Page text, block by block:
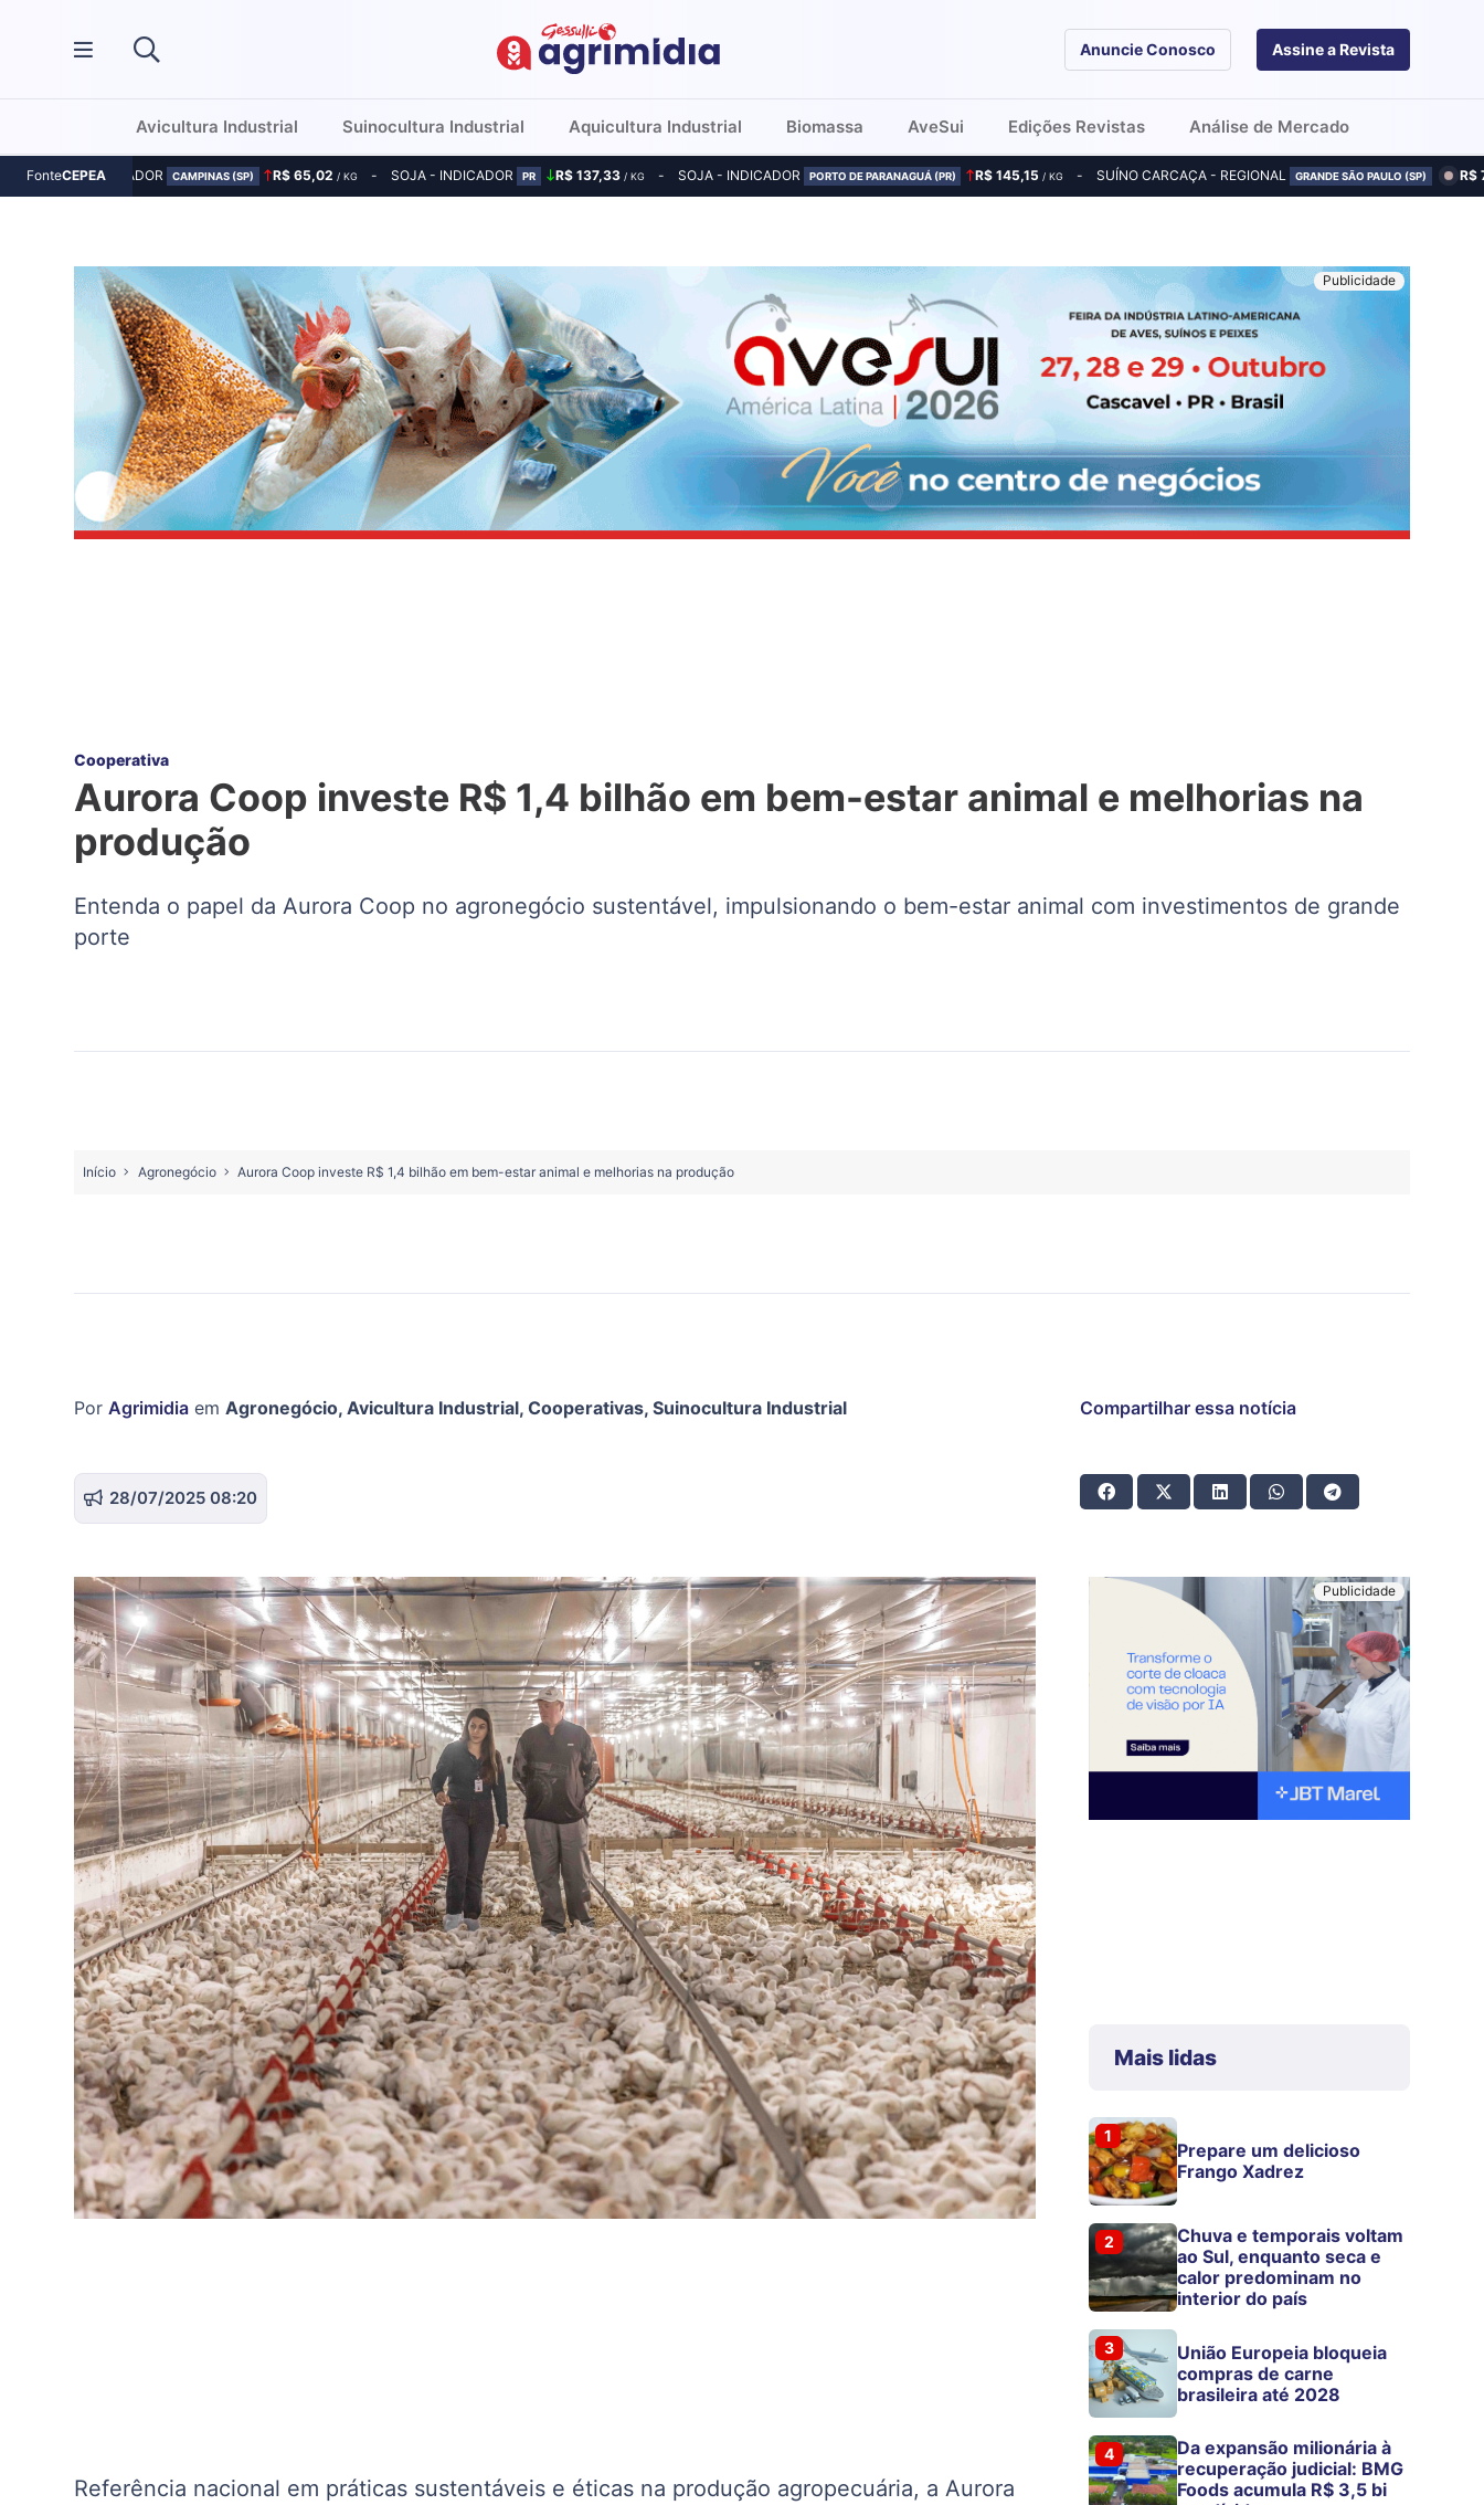
Anuncie Conosco Assine a Revista
Avicultura Industrial Suinocultura Industrial Aquicultura Industrial Biomassa AveSui Edições Revistas Análise de Mercado
FonteCEPEA
MILHO - INDICADOR CAMPINAS (SP) R$ 65,02 / KG SOJA - INDICADOR PR R$ 137,33/ KG SOJA - INDICADOR PORTO DE PARANAGUÁ (PR) R$ 145,15 / KG SUÍNO CARCAÇA - REGIONAL GRANDE SÃO PAULO (SP) R$
Cooperativa
Aurora Coop investe R$ 1,4 bilhão em bem-estar animal e melhorias na
produção
Entenda o papel da Aurora Coop no agronegócio sustentável, impulsionando o bem-estar animal com investimentos de grande
porte
Início Agronegócio Aurora Coop investe R$ 1,4 bilhão em bem-estar animal e melhorias na produção
Por Agrimidia em Agronegócio, Avicultura Industrial, Cooperativas, Suinocultura Industrial
28/07/2025 08:20
Compartilhar essa notícia
Referência nacional em práticas sustentáveis e éticas na produção agropecuária, a Aurora
Mais lidas
1
Prepare um delicioso
Frango Xadrez
2
Chuva e temporais voltam
ao Sul, enquanto seca e
calor predominam no
interior do país
3
União Europeia bloqueia
compras de carne
brasileira até 2028
4
Da expansão milionária à
recuperação judicial: BMG
Foods acumula R$ 3,5 bi